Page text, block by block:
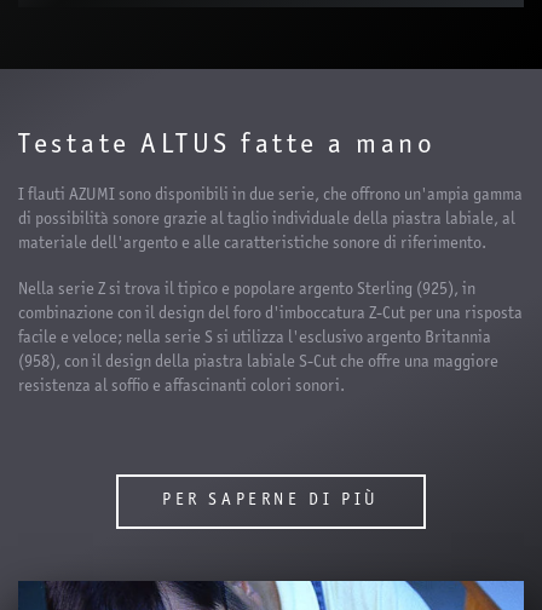
Testate ALTUS fatte a mano
I flauti AZUMI sono disponibili in due serie, che offrono un'ampia gamma
di possibilità sonore grazie al taglio individuale della piastra labiale, al
materiale dell'argento e alle caratteristiche sonore di riferimento.
Nella serie Z si trova il tipico e popolare argento Sterling (925), in
combinazione con il design del foro d'imboccatura Z-Cut per una risposta
facile e veloce; nella serie S si utilizza l'esclusivo argento Britannia
(958), con il design della piastra labiale S-Cut che offre una maggiore
resistenza al soffio e affascinanti colori sonori.
PER SAPERNE DI PIÙ